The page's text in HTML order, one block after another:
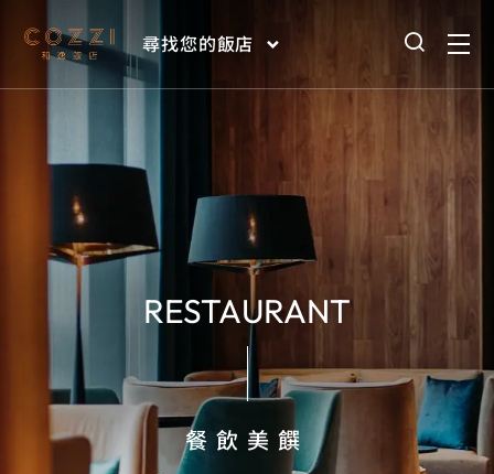
尋找您的飯店
RESTAURANT
餐飲美饌